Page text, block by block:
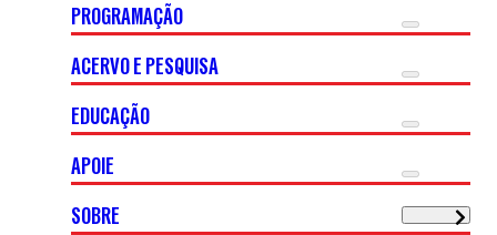
PROGRAMAÇÃO
ACERVO E PESQUISA
EDUCAÇÃO
APOIE
SOBRE